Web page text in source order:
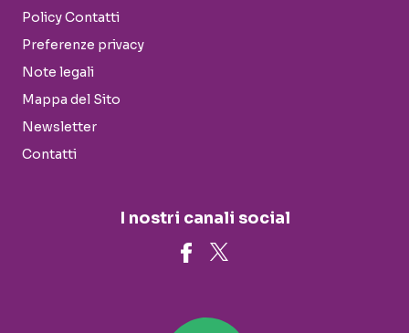
Policy Contatti
Preferenze privacy
Note legali
Mappa del Sito
Newsletter
Contatti
I nostri canali social